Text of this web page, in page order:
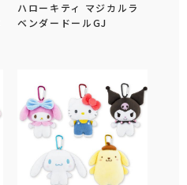
ハローキティ マジカルラ
ベンダードールGJ